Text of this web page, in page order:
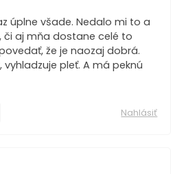
úplne všade. Nedalo mi to a
či aj mňa dostane celé to
že je naozaj dobrá.
pleť. A má peknú
Nahlásiť